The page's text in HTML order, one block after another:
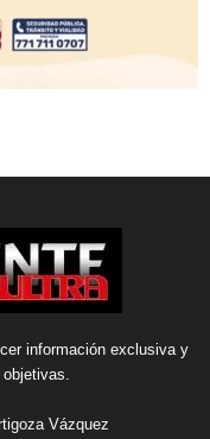
información exclusiva y
Vázquez